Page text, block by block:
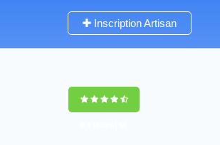
Inscription Artisan